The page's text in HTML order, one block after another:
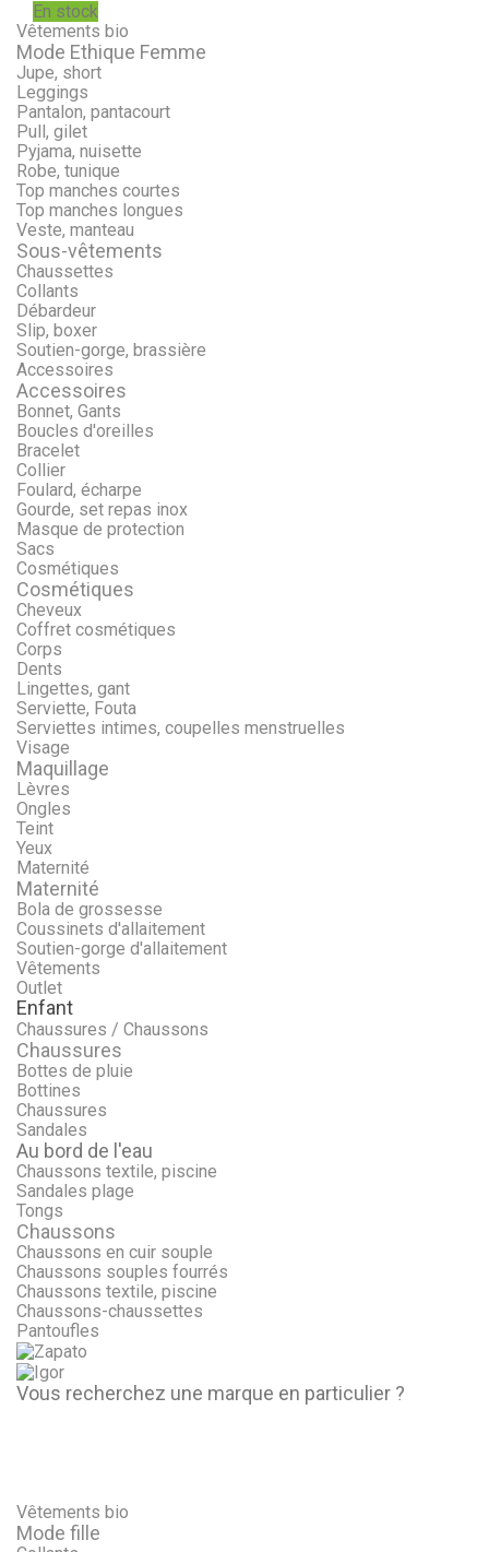
En stock
Vêtements bio
Mode Ethique Femme
Jupe, short
Leggings
Pantalon, pantacourt
Pull, gilet
Pyjama, nuisette
Robe, tunique
Top manches courtes
Top manches longues
Veste, manteau
Sous-vêtements
Chaussettes
Collants
Débardeur
Slip, boxer
Soutien-gorge, brassière
Accessoires
Accessoires
Bonnet, Gants
Boucles d'oreilles
Bracelet
Collier
Foulard, écharpe
Gourde, set repas inox
Masque de protection
Sacs
Cosmétiques
Cosmétiques
Cheveux
Coffret cosmétiques
Corps
Dents
Lingettes, gant
Serviette, Fouta
Serviettes intimes, coupelles menstruelles
Visage
Maquillage
Lèvres
Ongles
Teint
Yeux
Maternité
Maternité
Bola de grossesse
Coussinets d'allaitement
Soutien-gorge d'allaitement
Vêtements
Outlet
Enfant
Chaussures / Chaussons
Chaussures
Bottes de pluie
Bottines
Chaussures
Sandales
Au bord de l'eau
Chaussons textile, piscine
Sandales plage
Tongs
Chaussons
Chaussons en cuir souple
Chaussons souples fourrés
Chaussons textile, piscine
Chaussons-chaussettes
Pantoufles
Vous recherchez une marque en particulier ?
Vêtements bio
Mode fille